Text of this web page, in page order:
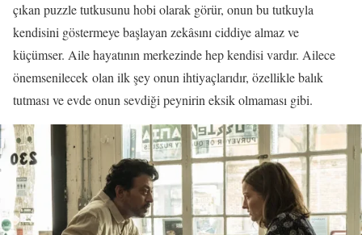
çıkan puzzle tutkusunu hobi olarak görür, onun bu tutkuyla
kendisini göstermeye başlayan zekâsını ciddiye almaz ve
küçümser. Aile hayatının merkezinde hep kendisi vardır. Ailece
önemsenilecek olan ilk şey onun ihtiyaçlarıdır, özellikle balık
tutması ve evde onun sevdiği peynirin eksik olmaması gibi.